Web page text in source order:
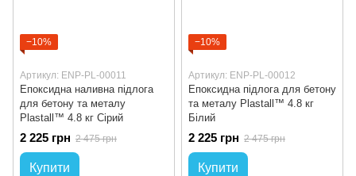
−10%
Артикул: ENP-PL-00011
Епоксидна наливна підлога
для бетону та металу
Plastall™ 4.8 кг Сірий
2 225 грн 2 475 грн
Купити
−10%
Артикул: ENP-PL-00012
Епоксидна підлога для бетону
та металу Plastall™ 4.8 кг
Білий
2 225 грн 2 475 грн
Купити